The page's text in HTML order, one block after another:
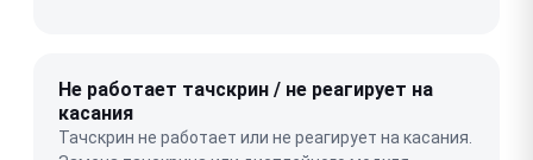
Не работает тачскрин / не реагирует на
касания
Тачскрин не работает или не реагирует на касания.